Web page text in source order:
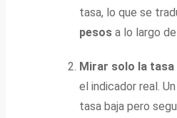
tasa, lo que se
pesos a lo largo
Mirar solo la tasa
el indicador real.
tasa baja pero